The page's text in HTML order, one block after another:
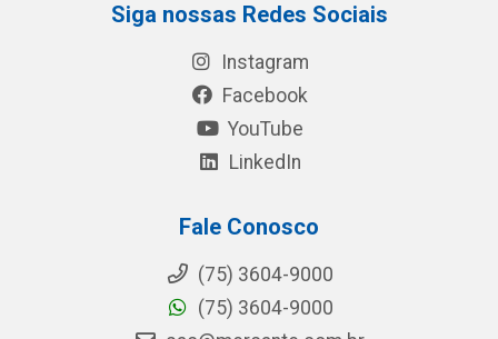
Siga nossas Redes Sociais
Instagram
Facebook
YouTube
LinkedIn
Fale Conosco
(75) 3604-9000
(75) 3604-9000